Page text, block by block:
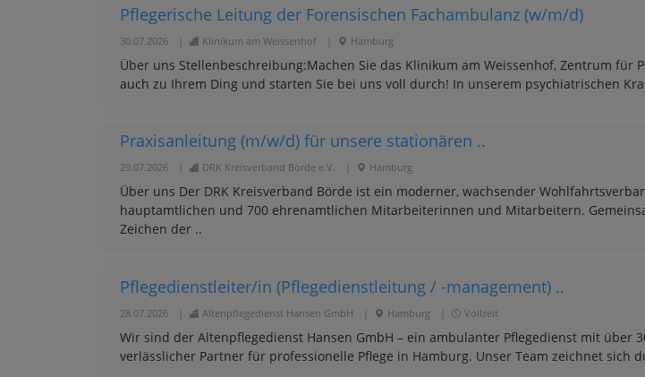
Pflegerische Leitung der Forensischen Fachambulanz (w/m/d)
30.07.2026 Klinikum am Weissenhof Hamburg
Über uns Stellenbeschreibung:Machen Sie das Klinikum am Weissenhof, Zentrum für
auch zu Ihrem Ding und starten Sie bei uns voll durch! In unserem psychiatrischen
Praxisanleitung (m/w/d) für unsere stationären ..
29.07.2026 DRK Kreisverband Börde e.V. Hamburg
Über uns Der DRK Kreisverband Börde ist ein moderner, wachsender
hauptamtlichen und 700 ehrenamtlichen Mitarbeiterinnen und Mitarbeitern.
Zeichen der ..
Pflegedienstleiter/in (Pflegedienstleitung / -management) ..
28.07.2026 Altenpflegedienst Hansen GmbH Hamburg Vollzeit
Wir sind der Altenpflegedienst Hansen GmbH – ein ambulanter Pflegedienst mit über
verlässlicher Partner für professionelle Pflege in Hamburg. Unser Team zeichnet sich